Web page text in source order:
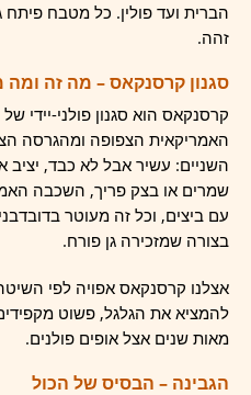
הברית ועד פולין. כל מטבח
זהה.
סגנון קרסנקאס – מה זה ומה
קרסנקאס הוא סגנון פולני-יידי
האמריקאית הצפופה ומהגרסה
השניים: עשיר אבל לא כבד,
שמרים או בצק פריך, השכבה
עם ביצים, וכל זה מעוטר
בצורה שמזכירה גן פורח.
אצלנו קרסנקאס אפויה לפי
להמציא את הגלגל, פשוט
מאות שנים אצל אופים פולנים.
הגבינה – הבסיס של הכול